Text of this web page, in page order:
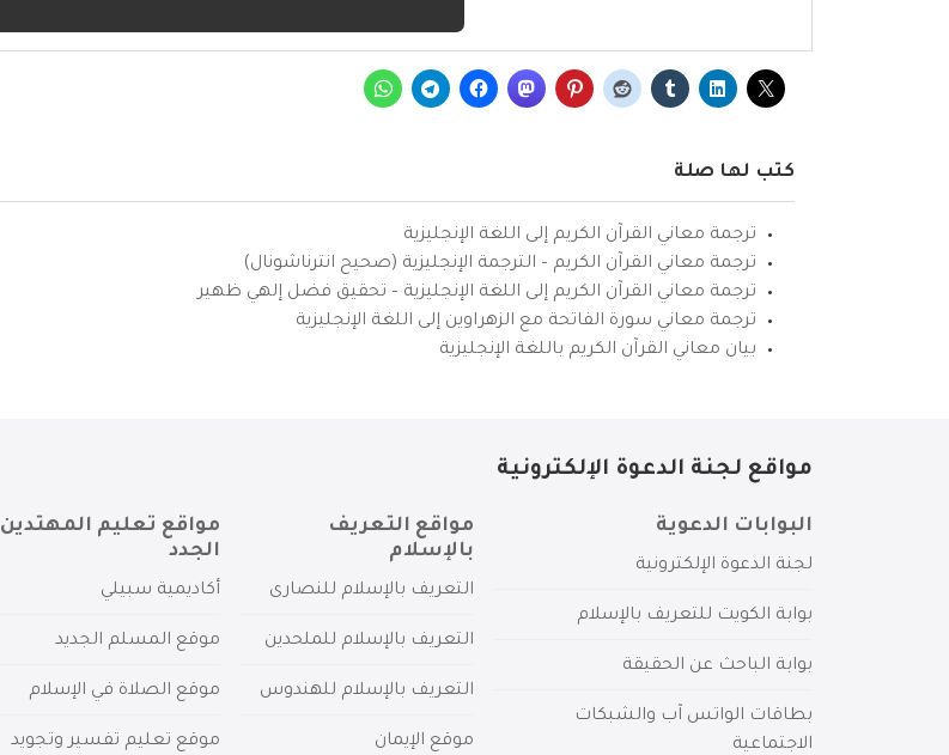
كتب لها صلة
ترجمة معاني القرآن الكريم إلى اللغة الإنجليزية
ترجمة معاني القرآن الكريم – الترجمة الإنجليزية (صحيح انترناشونال)
ترجمة معاني القرآن الكريم إلى اللغة الإنجليزية – تحقيق فضل إلهي ظهير
ترجمة معاني سورة الفاتحة مع الزهراوين إلى اللغة الإنجليزية
بيان معاني القرآن الكريم باللغة الإنجليزية
مواقع لجنة الدعوة الإلكترونية
البوابات الدعوية
لجنة الدعوة الإلكترونية
بوابة الكويت للتعريف بالإسلام
بوابة الباحث عن الحقيقة
بطاقات الواتس آب والشبكات
الاجتماعية
مواقع التعريف
بالإسلام
التعريف بالإسلام للنصارى
التعريف بالإسلام للملحدين
التعريف بالإسلام للهندوس
موقع الإيمان
مواقع تعليم المهتدين
الجدد
أكاديمية سبيلي
موقع المسلم الجديد
موقع الصلاة في الإسلام
موقع تعليم تفسير وتجويد